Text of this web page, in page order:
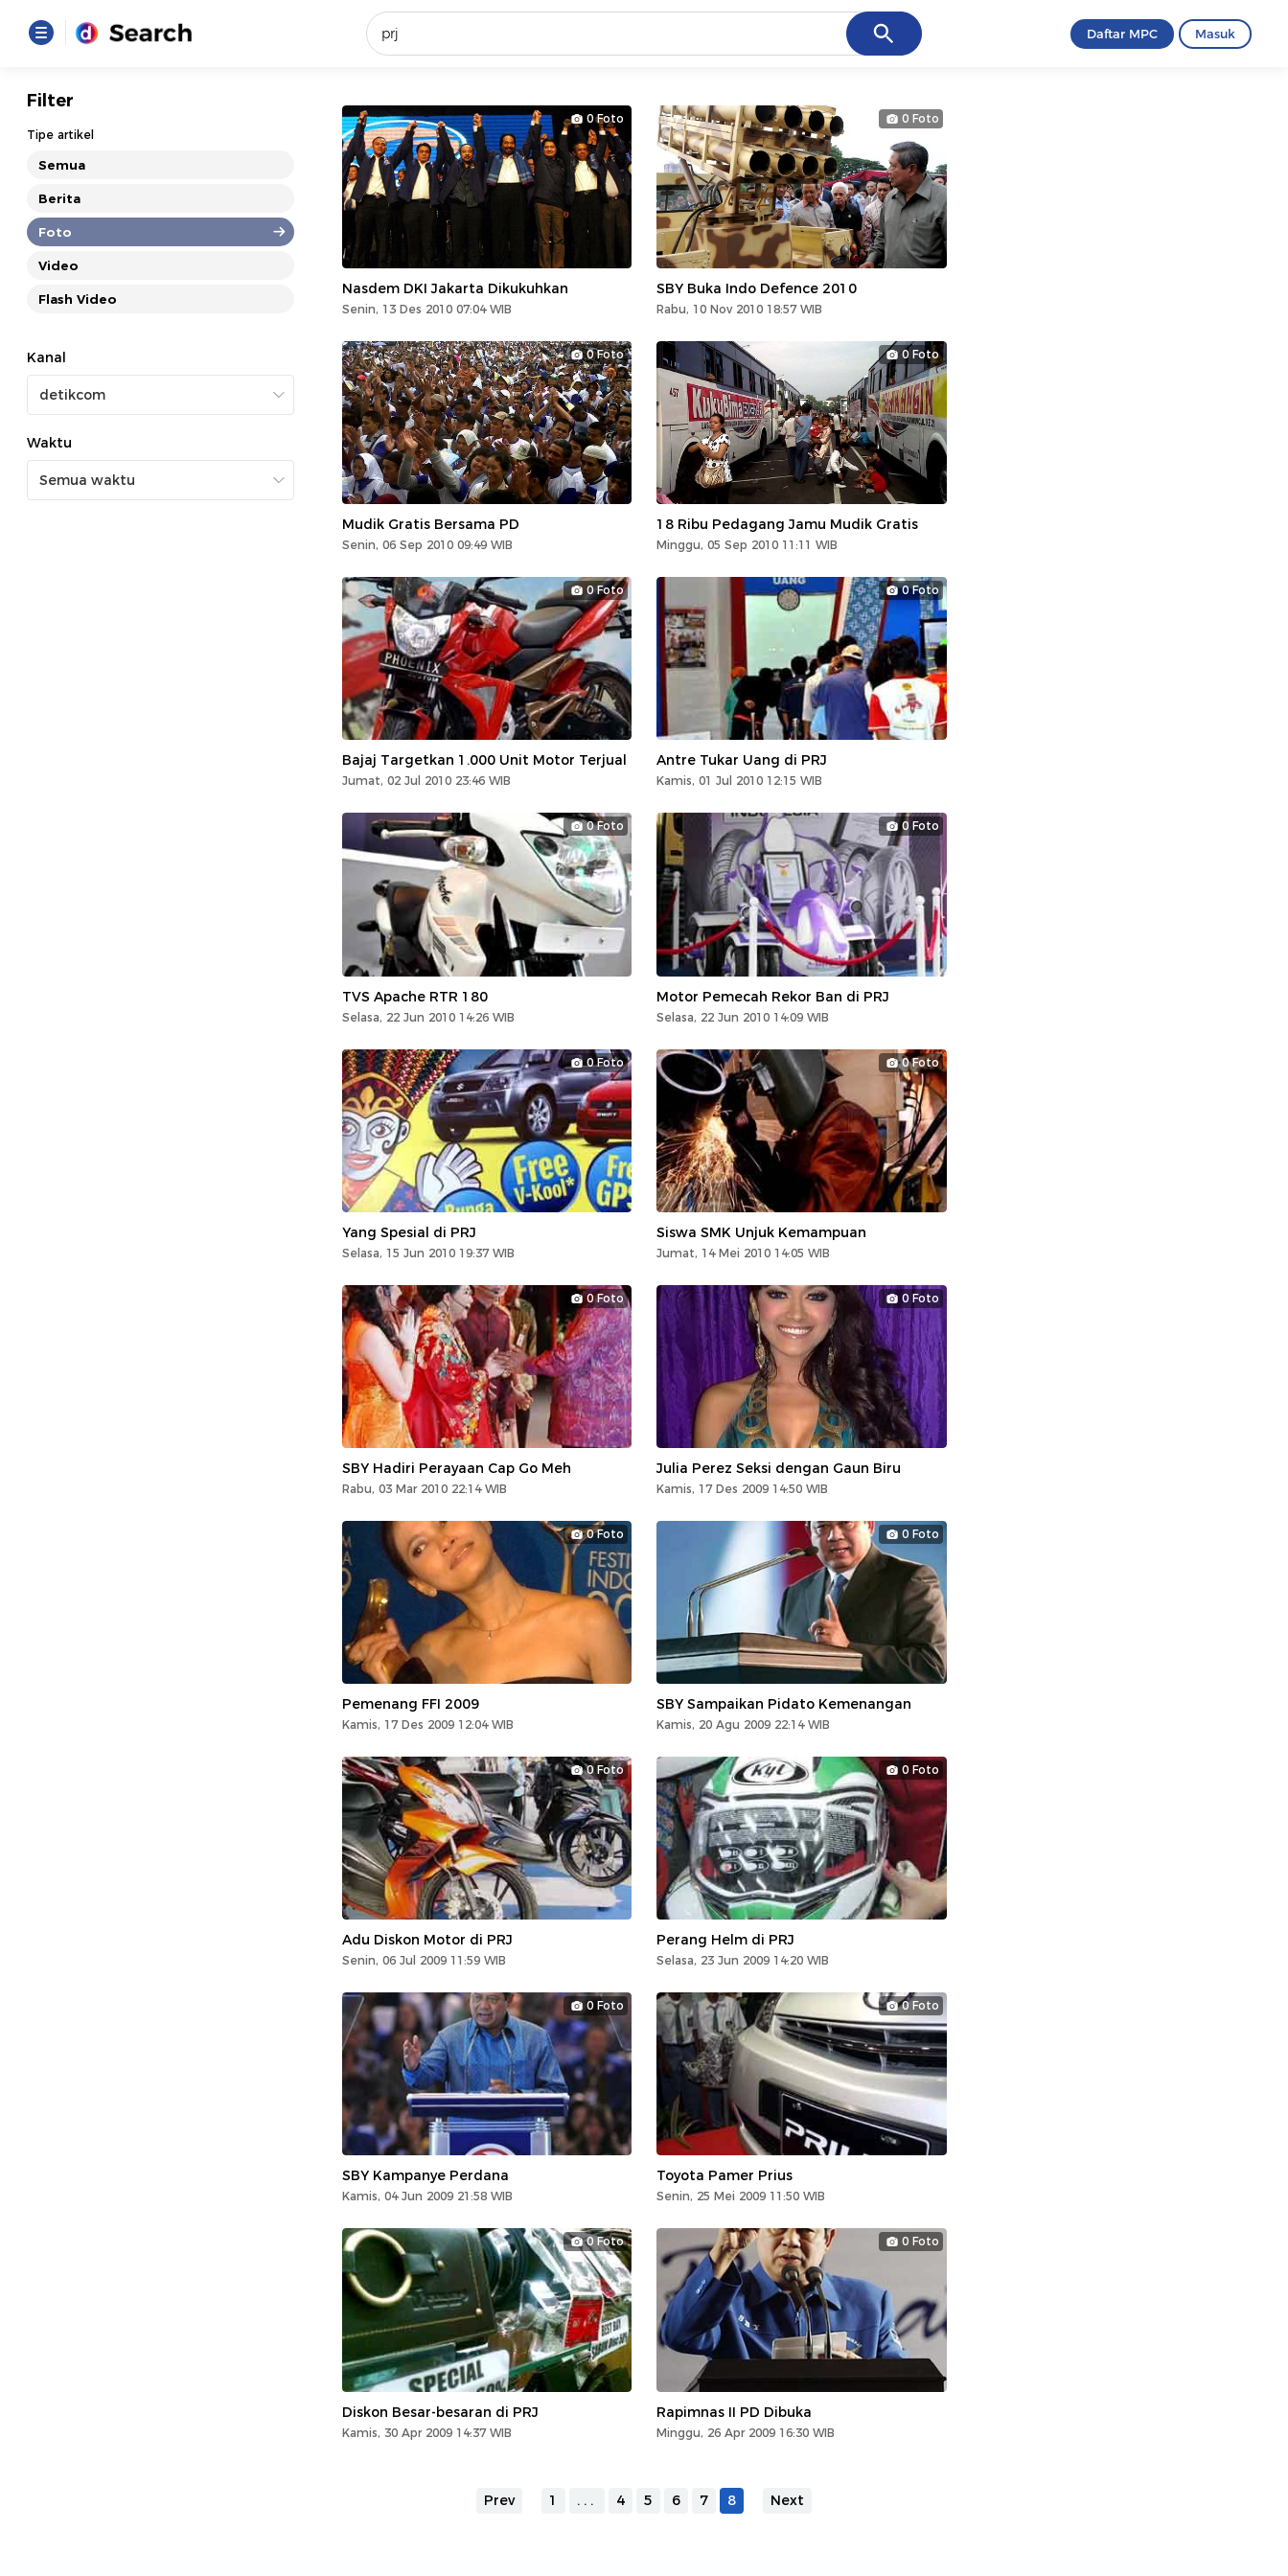
Cancel
Loading...
Promoted
Terakhir yang dicari
Loading...
Daftar MPC Masuk
Filter
Tipe artikel
Semua
Berita
Foto
Video
Flash Video
Kanal
Waktu
0 Foto
Nasdem DKI Jakarta Dikukuhkan
Senin, 13 Des 2010 07:04 WIB
0 Foto
SBY Buka Indo Defence 2010
Rabu, 10 Nov 2010 18:57 WIB
0 Foto
Mudik Gratis Bersama PD
Senin, 06 Sep 2010 09:49 WIB
0 Foto
18 Ribu Pedagang Jamu Mudik Gratis
Minggu, 05 Sep 2010 11:11 WIB
0 Foto
Bajaj Targetkan 1.000 Unit Motor Terjual
Jumat, 02 Jul 2010 23:46 WIB
0 Foto
Antre Tukar Uang di PRJ
Kamis, 01 Jul 2010 12:15 WIB
0 Foto
TVS Apache RTR 180
Selasa, 22 Jun 2010 14:26 WIB
0 Foto
Motor Pemecah Rekor Ban di PRJ
Selasa, 22 Jun 2010 14:09 WIB
0 Foto
Yang Spesial di PRJ
Selasa, 15 Jun 2010 19:37 WIB
0 Foto
Siswa SMK Unjuk Kemampuan
Jumat, 14 Mei 2010 14:05 WIB
0 Foto
SBY Hadiri Perayaan Cap Go Meh
Rabu, 03 Mar 2010 22:14 WIB
0 Foto
Julia Perez Seksi dengan Gaun Biru
Kamis, 17 Des 2009 14:50 WIB
0 Foto
Pemenang FFI 2009
Kamis, 17 Des 2009 12:04 WIB
0 Foto
SBY Sampaikan Pidato Kemenangan
Kamis, 20 Agu 2009 22:14 WIB
0 Foto
Adu Diskon Motor di PRJ
Senin, 06 Jul 2009 11:59 WIB
0 Foto
Perang Helm di PRJ
Selasa, 23 Jun 2009 14:20 WIB
0 Foto
SBY Kampanye Perdana
Kamis, 04 Jun 2009 21:58 WIB
0 Foto
Toyota Pamer Prius
Senin, 25 Mei 2009 11:50 WIB
0 Foto
Diskon Besar-besaran di PRJ
Kamis, 30 Apr 2009 14:37 WIB
0 Foto
Rapimnas II PD Dibuka
Minggu, 26 Apr 2009 16:30 WIB
Prev 1 ... 4 5 6 7 8 Next